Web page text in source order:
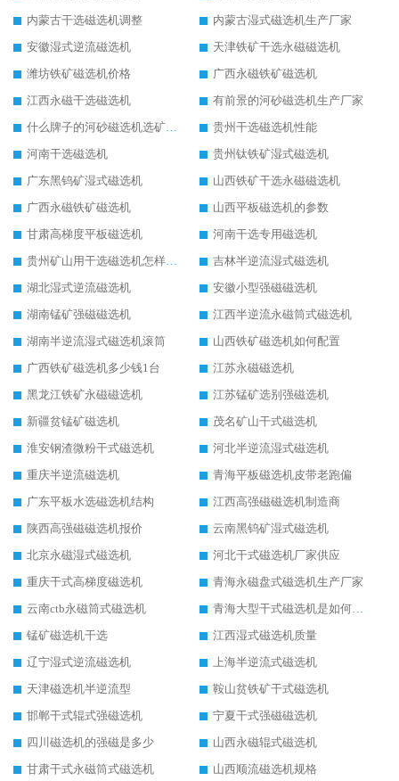
内蒙古干选磁选机调整
内蒙古湿式磁选机生产厂家
安徽湿式逆流磁选机
天津铁矿干选永磁磁选机
潍坊铁矿磁选机价格
广西永磁铁矿磁选机
江西永磁干选磁选机
有前景的河砂磁选机生产厂家
什么牌子的河砂磁选机选矿效果好
贵州干选磁选机性能
河南干选磁选机
贵州钛铁矿湿式磁选机
广东黑钨矿湿式磁选机
山西铁矿干选永磁磁选机
广西永磁铁矿磁选机
山西平板磁选机的参数
甘肃高梯度平板磁选机
河南干选专用磁选机
贵州矿山用干选磁选机怎样调磁
吉林半逆流湿式磁选机
湖北湿式逆流磁选机
安徽小型强磁磁选机
湖南锰矿强磁磁选机
江西半逆流永磁筒式磁选机
湖南半逆流湿式磁选机滚筒
山西铁矿磁选机如何配置
广西铁矿磁选机多少钱1台
江苏永磁磁选机
黑龙江铁矿永磁磁选机
江苏锰矿选别强磁选机
新疆贫锰矿磁选机
茂名矿山干式磁选机
淮安钢渣微粉干式磁选机
河北半逆流湿式磁选机
重庆半逆流磁选机
青海平板磁选机皮带老跑偏
广东平板水选磁选机结构
江西高强磁磁选机制造商
陕西高强磁磁选机报价
云南黑钨矿湿式磁选机
北京永磁湿式磁选机
河北干式磁选机厂家供应
重庆干式高梯度磁选机
青海永磁盘式磁选机生产厂家
云南ctb永磁筒式磁选机
青海大型干式磁选机是如何选矿的
锰矿磁选机干选
江西湿式磁选机质量
辽宁湿式逆流磁选机
上海半逆流式磁选机
天津磁选机半逆流型
鞍山贫铁矿干式磁选机
邯郸干式辊式强磁选机
宁夏干式强磁磁选机
四川磁选机的强磁是多少
山西永磁辊式磁选机
甘肃干式永磁筒式磁选机
山西顺流磁选机规格